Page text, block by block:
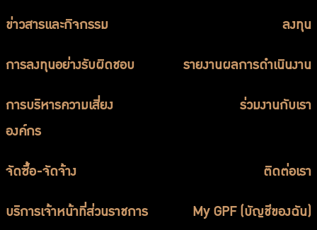
ข่าวสารและกิจกรรม ลงทุน
การลงทุนอย่างรับผิดชอบ รายงานผลการดำเนินงาน
การบริหารความเสี่ยง
องค์กร
ร่วมงานกับเรา
จัดซื้อ-จัดจ้าง ติดต่อเรา
บริการเจ้าหน้าที่ส่วนราชการ My GPF (บัญชีของฉัน)